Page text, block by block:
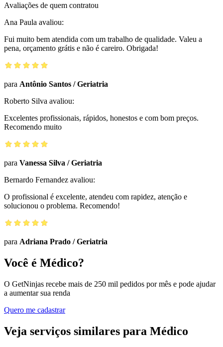
Avaliações de quem contratou
Ana Paula avaliou:
Fui muito bem atendida com um trabalho de qualidade. Valeu a
pena, orçamento grátis e não é careiro. Obrigada!
para Antônio Santos /Geriatria
Roberto Silva avaliou:
Excelentes profissionais, rápidos, honestos e com bom preços.
Recomendo muito
para Vanessa Silva /Geriatria
Bernardo Fernandez avaliou:
O profissional é excelente, atendeu com rapidez, atenção e
solucionou o problema. Recomendo!
para Adriana Prado /Geriatria
Você é Médico?
O GetNinjas recebe mais de 250 mil pedidos por mês e pode ajudar
a aumentar sua renda
Quero me cadastrar
Veja serviços similares para Médico